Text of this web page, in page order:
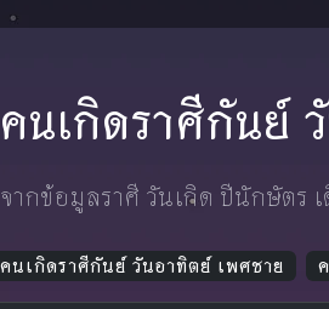
นเกิดราศีกันย์
ากข้อมูลราศี วันเกิด ปีนักษัตร
คนเกิดราศีกันย์ วันอาทิตย์ เพศชาย